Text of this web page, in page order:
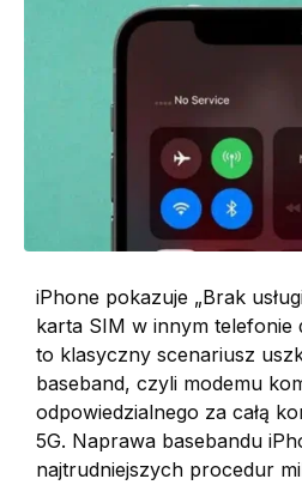
iPhone pokazuje „Brak
karta SIM w innym telefonie
to klasyczny scenariusz
baseband, czyli modemu
odpowiedzialnego za całą
5G. Naprawa basebandu
najtrudniejszych procedur